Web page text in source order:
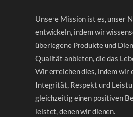
Unsere Mission ist es, unser
entwickeln, indem wir
überlegene Produkte und
Qualität anbieten, die das
Wir erreichen dies, indem wir
Integrität, Respekt und
gleichzeitig einen positiven
leistet, denen wir dienen.